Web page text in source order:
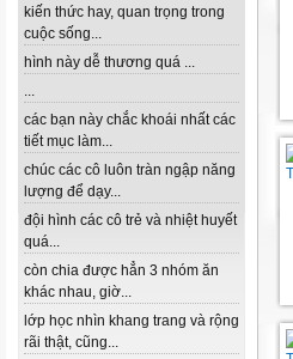
kiến thức hay, quan trọng trong
cuộc sống...
hình này dễ thương quá ...
...
các bạn này chắc khoái nhất các
tiết mục làm...
chúc các cô luôn tràn ngập năng
lượng để dạy...
đội hình các cô trẻ và nhiệt huyết
quá...
còn chia được hẳn 3 nhóm ăn
khác nhau, giờ...
lớp học nhìn khang trang và rộng
rãi thật, cũng...